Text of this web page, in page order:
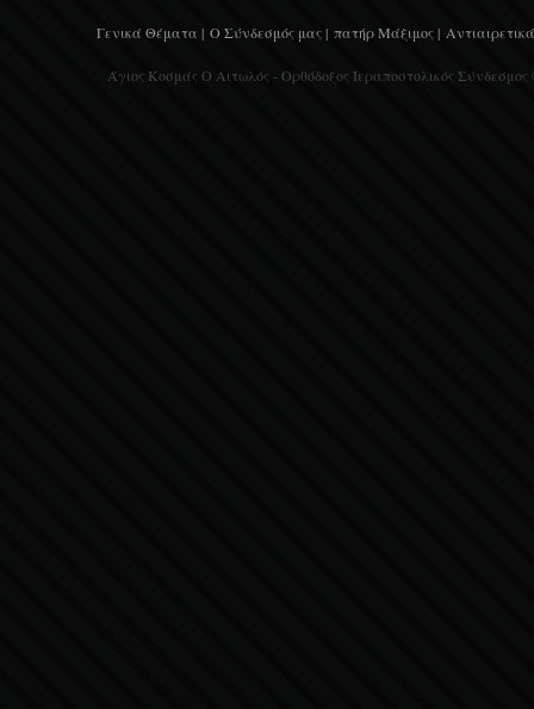
Γενικά Θέματα | Ο Σύνδεσμός μας | πατήρ Μάξιμος |
Άγιος Κοσμάς Ο Αιτωλός - Ορθόδοξος Ιεραποστολικός